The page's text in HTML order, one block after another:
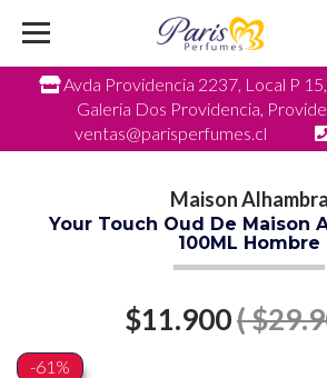
Avda Providencia 2237, Local P
Galeria Dos Providencia,
ventas@parisperfumes.cl
Maison Alhambra
Your Touch Oud De Maison
100ML Hombre
$11.900(
-61%